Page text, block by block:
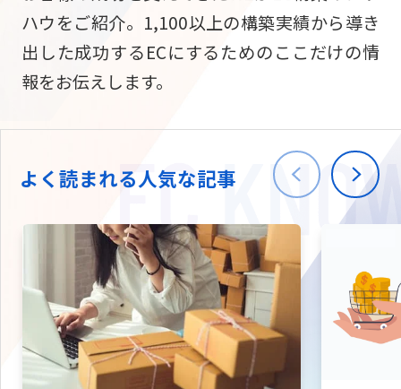
サブスク/定期通販
ECサイト構築
海外進出・現地
W2
拡張プラグイン一覧
ニュース
会社情報
TW
ハウをご紹介。1,100以上の構築実績から導き
出した成功するECにするためのここだけの情
報をお伝えします。
よく読まれる人気な記事